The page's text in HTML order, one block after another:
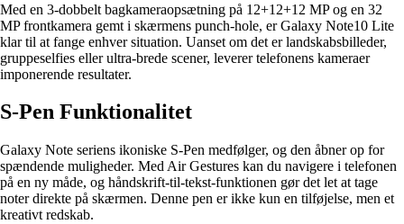
Med en 3-dobbelt bagkameraopsætning på 12+12+12 MP og en 32
MP frontkamera gemt i skærmens punch-hole, er Galaxy Note10 Lite
klar til at fange enhver situation. Uanset om det er landskabsbilleder,
gruppeselfies eller ultra-brede scener, leverer telefonens kameraer
imponerende resultater.
S-Pen Funktionalitet
Galaxy Note seriens ikoniske S-Pen medfølger, og den åbner op for
spændende muligheder. Med Air Gestures kan du navigere i telefonen
på en ny måde, og håndskrift-til-tekst-funktionen gør det let at tage
noter direkte på skærmen. Denne pen er ikke kun en tilføjelse, men et
kreativt redskab.